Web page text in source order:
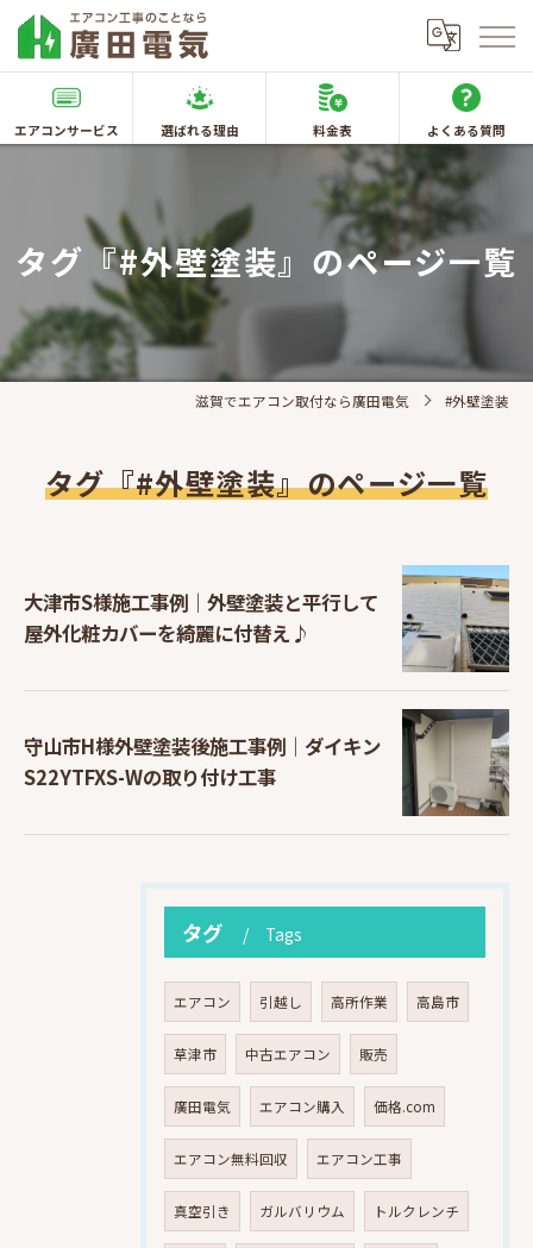
エアコンサービス 選ばれる理由 料金表 よくある質問
タグ『#外壁塗装』のページ一覧
滋賀でエアコン取付なら廣田電気 #外壁塗装
タグ『#外壁塗装』のページ一覧
大津市S様施工事例｜外壁塗装と平行して
屋外化粧カバーを綺麗に付替え♪
守山市H様外壁塗装後施工事例｜ダイキン
S22YTFXS-Wの取り付け工事
タグ Tags
エアコン 引越し 高所作業 高島市
草津市 中古エアコン 販売
廣田電気 エアコン購入 価格.com
エアコン無料回収 エアコン工事
真空引き ガルバリウム トルクレンチ